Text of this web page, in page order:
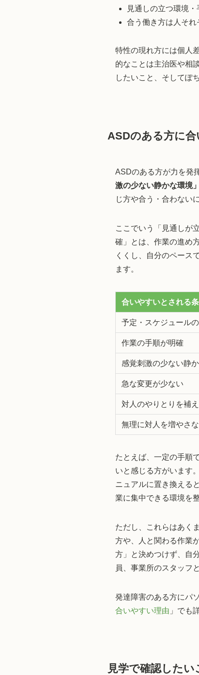
見通しの立つ環境
合う働き方は人そ
特性の現れ方には個人
的なことは主治医や相
したいこと、そしてぽ
ASDのある方に合
ASDのある方が力を発
激の少ない静かな環境
じ方や合う・合わない
ここでいう「見通しが
確」とは、作業の進め
くくし、自分のペース
ます。
合いやすいとされる
予定・スケジュール
作業の手順が明確
感覚刺激の少ない静
急な変更が少ない
対人のやりとりを補
無理に対人を増やさ
たとえば、一定の手順
いと感じる方がいます
ニュアルに置き換える
業に集中できる環境を
ただし、これらはあく
方や、人と関わる作業
方」と決めつけず、自
員、事業所のスタッフ
発達障害のある方にパ
合いやすい理由 」でも
見学で確認したい